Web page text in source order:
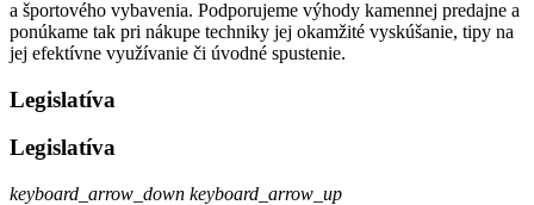
a športového vybavenia. Podporujeme výhody kamennej predajne a
ponúkame tak pri nákupe techniky jej okamžité vyskúšanie, tipy na
jej efektívne využívanie či úvodné spustenie.
Legislatíva
Legislatíva
keyboard_arrow_down keyboard_arrow_up